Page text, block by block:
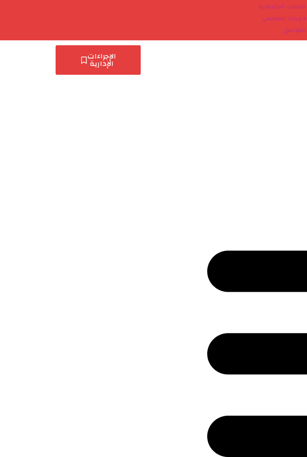
خدمات الكترونية
دورات المجلس
التواصل
الإجراءات
الإدارية